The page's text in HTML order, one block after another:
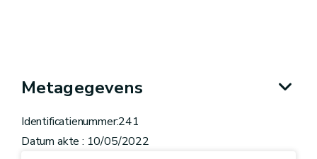
Metagegevens
Identificatienummer:241
Datum akte : 10/05/2022